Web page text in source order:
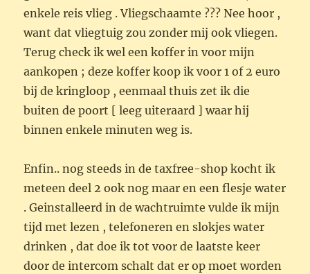
enkele reis vlieg . Vliegschaamte ??? Nee hoor ,
want dat vliegtuig zou zonder mij ook vliegen.
Terug check ik wel een koffer in voor mijn
aankopen ; deze koffer koop ik voor 1 of 2 euro
bij de kringloop , eenmaal thuis zet ik die
buiten de poort [ leeg uiteraard ] waar hij
binnen enkele minuten weg is.
Enfin.. nog steeds in de taxfree-shop kocht ik
meteen deel 2 ook nog maar en een flesje water
. Geinstalleerd in de wachtruimte vulde ik mijn
tijd met lezen , telefoneren en slokjes water
drinken , dat doe ik tot voor de laatste keer
door de intercom schalt dat er op moet worden